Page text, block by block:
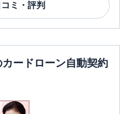
ミ・評判
ードローン自動契約